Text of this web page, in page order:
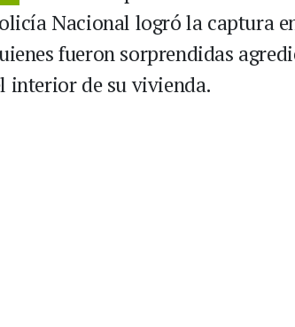
Nacional logró la captura
fueron sorprendidas
interior de su vivienda.